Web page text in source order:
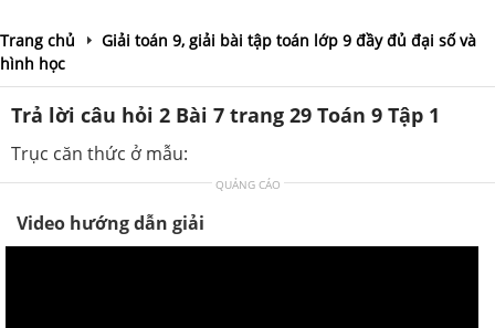
Trang chủ
Giải toán 9, giải bài tập toán lớp 9 đầy đủ đại số và
hình học
Trả lời câu hỏi 2 Bài 7 trang 29 Toán 9 Tập 1
Trục căn thức ở mẫu:
QUẢNG CÁO
Video hướng dẫn giải